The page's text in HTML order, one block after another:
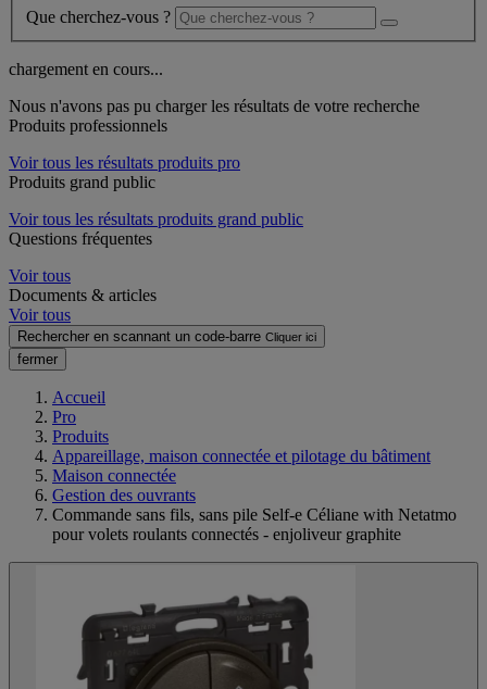
Que cherchez-vous ?
chargement en cours...
Nous n'avons pas pu charger les résultats de votre recherche
Produits professionnels
Voir tous les résultats produits pro
Produits grand public
Voir tous les résultats produits grand public
Questions fréquentes
Voir tous
Documents & articles
Voir tous
Rechercher en scannant un code-barre Cliquer ici
fermer
Accueil
Pro
Produits
Appareillage, maison connectée et pilotage du bâtiment
Maison connectée
Gestion des ouvrants
Commande sans fils, sans pile Self-e Céliane with Netatmo
pour volets roulants connectés - enjoliveur graphite